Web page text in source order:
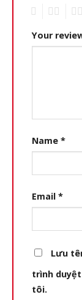
Your
Name *
Email *
Lưu
trình
tôi.